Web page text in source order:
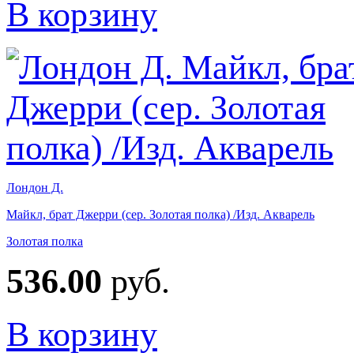
В корзину
Лондон Д.
Майкл, брат Джерри (сер. Золотая полка) /Изд. Акварель
Золотая полка
536.00 руб.
В корзину